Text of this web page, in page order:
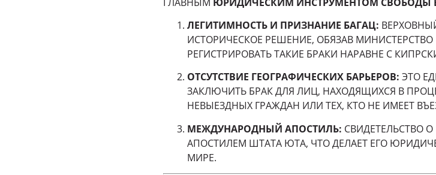
ЛЕГИТИМНОСТЬ И ПРИЗНАНИЕ БАГАЦ:
ИСТОРИЧЕСКОЕ РЕШЕНИЕ, ОБЯЗАВ
РЕГИСТРИРОВАТЬ ТАКИЕ БРАКИ НАРАВНЕ С
ОТСУТСТВИЕ ГЕОГРАФИЧЕСКИХ БАРЬЕРОВ: ЭТО
ЗАКЛЮЧИТЬ БРАК ДЛЯ ЛИЦ, НАХОДЯЩИХСЯ В
НЕВЫЕЗДНЫХ ГРАЖДАН ИЛИ ТЕХ, КТО НЕ ИМЕЕТ
МЕЖДУНАРОДНЫЙ АПОСТИЛЬ: СВИДЕТЕЛЬСТВО
АПОСТИЛЕМ ШТАТА ЮТА, ЧТО ДЕЛАЕТ ЕГО
МИРЕ.